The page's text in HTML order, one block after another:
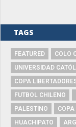
TAGS
FEATURED COLO
UNIVERSIDAD
COPA
FUTBOL CHILENO
PALESTINO
COPA
HUACHIPATO